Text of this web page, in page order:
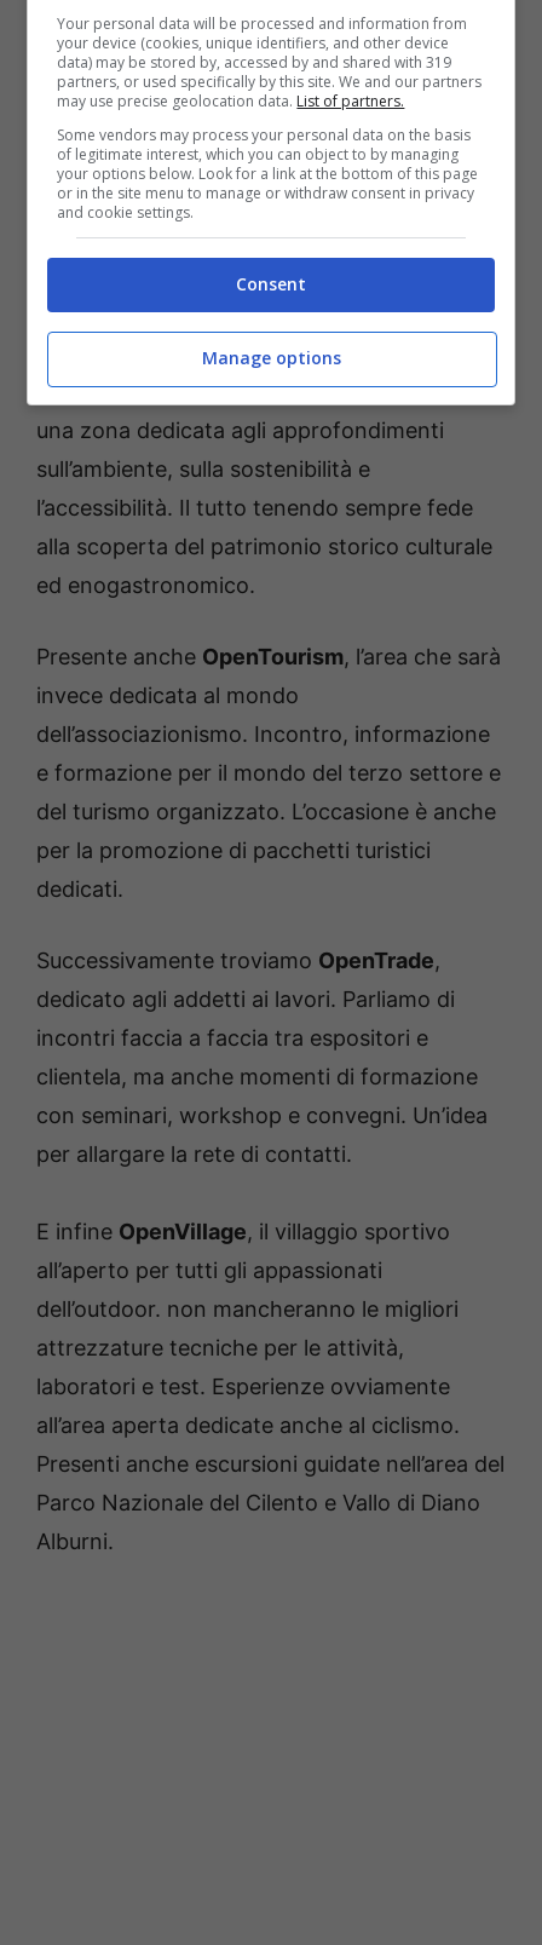
Non mancheranno laboratori didattici,
formazione professionale e test delle
attrezzature. Un salone, dunque, che
racchiuderà le principali realtà dell’universo
dell’outdoor.
In tutto troveremo quattro aree tematiche.
OpenLandè l’area dedicata ai territori con
riferimento in particolare ai Parchi Nazionali,
ai Parchi Regionali e alle Oasi protette. Sarà
una zona dedicata agli approfondimenti
sull’ambiente, sulla sostenibilità e
l’accessibilità. Il tutto tenendo sempre fede
alla scoperta del patrimonio storico culturale
ed enogastronomico.
Presente anche OpenTourism, l’area che sarà
invece dedicata al mondo
dell’associazionismo. Incontro, informazione
e formazione per il mondo del terzo settore e
del turismo organizzato. L’occasione è anche
per la promozione di pacchetti turistici
dedicati.
Successivamente troviamo OpenTrade,
dedicato agli addetti ai lavori. Parliamo di
incontri faccia a faccia tra espositori e
clientela, ma anche momenti di formazione
con seminari, workshop e convegni. Un’idea
per allargare la rete di contatti.
E infine OpenVillage, il villaggio sportivo
all’aperto per tutti gli appassionati
dell’outdoor. non mancheranno le migliori
attrezzature tecniche per le attività,
laboratori e test. Esperienze ovviamente
all’area aperta dedicate anche al ciclismo.
Presenti anche escursioni guidate nell’area del
Parco Nazionale del Cilento e Vallo di Diano
Alburni.
Your personal data will be processed and information from
your device (cookies, unique identifiers, and other device
data) may be stored by, accessed by and shared with 319
partners, or used specifically by this site. We and our partners
may use precise geolocation data. List of partners.
Some vendors may process your personal data on the basis
of legitimate interest, which you can object to by managing
your options below. Look for a link at the bottom of this page
or in the site menu to manage or withdraw consent in privacy
and cookie settings.
Consent
Manage options